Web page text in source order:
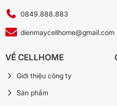
0849.888.883
dienmaycellhome@gmail.com
VỀ CELLHOME
Giới thiệu công ty
Sản phẩm